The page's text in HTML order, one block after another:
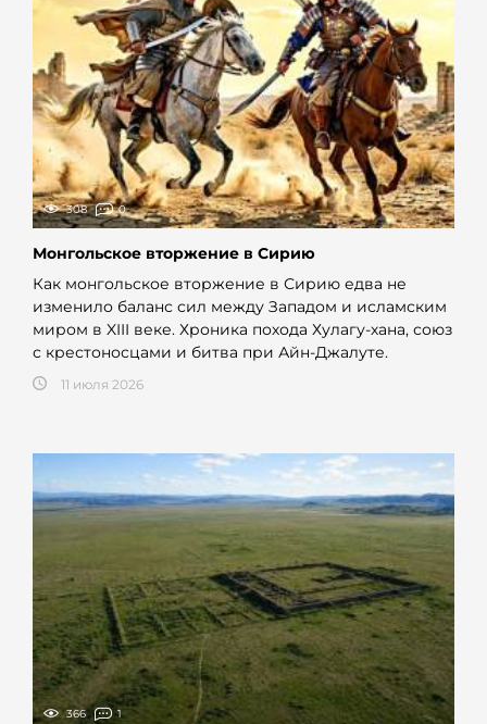
308 0
Монгольское вторжение в Сирию
Как монгольское вторжение в Сирию едва не
изменило баланс сил между Западом и исламским
миром в XIII веке. Хроника похода Хулагу-хана, союз
с крестоносцами и битва при Айн-Джалуте.
11 июля 2026
366 1